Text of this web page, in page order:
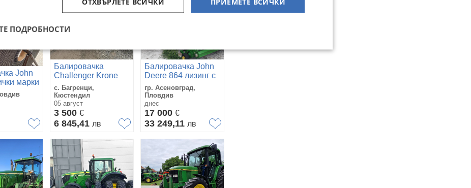
John
марки
Балировачка
Challenger Krone
Welger Claas John
Deere Gallignani
с. Багренци,
Кюстендил
05 август
3 500 €
6 845,41 лв
Балировачка John
Deere 864 лизинг с
първоначална
вноска 20 %
гр. Асеновград,
Пловдив
днес
17 000 €
33 249,11 лв
ПОДРОБНОСТИ